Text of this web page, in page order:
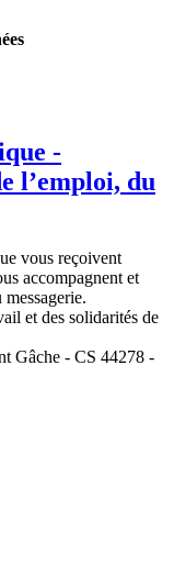
-
l’emploi, du
vous reçoivent
accompagnent et
et des solidarités de
Gâche - CS 44278 -